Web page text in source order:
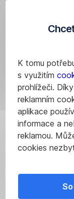
K tomu
s využitím
prohlížeči.
reklamním
aplikace
informace a
reklamou.
cookies